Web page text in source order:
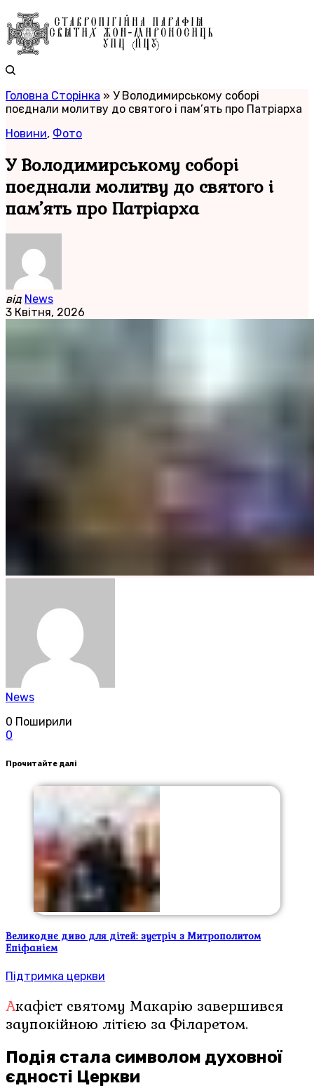
Головна Сторінка » У Володимирському соборі
поєднали молитву до святого і пам’ять про Патріарха
Новини, Фото
У Володимирському соборі
поєднали молитву до святого і
пам’ять про Патріарха
від News
3 Квітня, 2026
News
0 Поширили
0
Прочитайте далі
Великоднє диво для дітей: зустріч з Митрополитом
Епіфанієм
Підтримка церкви
Акафіст святому Макарію завершився
заупокійною літією за Філаретом.
Подія стала символом духовної
єдності Церкви